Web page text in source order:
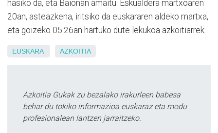
hasiko da, eta Baionan amaitu. Eskualdera martxoaren
20an, asteazkena, iritsiko da euskararen aldeko martxa,
eta goizeko 05:26an hartuko dute lekukoa azkoitiarrek.
EUSKARA AZKOITIA
Azkoitia Gukak zu bezalako irakurleen babesa
behar du tokiko informazioa euskaraz eta modu
profesionalean lantzen jarraitzeko.